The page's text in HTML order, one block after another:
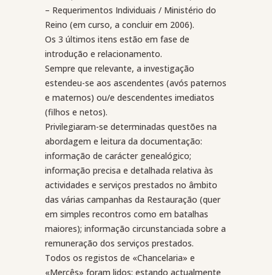
– Requerimentos Individuais / Ministério do
Reino (em curso, a concluir em 2006).
Os 3 últimos itens estão em fase de
introdução e relacionamento.
Sempre que relevante, a investigação
estendeu-se aos ascendentes (avós paternos
e maternos) ou/e descendentes imediatos
(filhos e netos).
Privilegiaram-se determinadas questões na
abordagem e leitura da documentação:
informação de carácter genealógico;
informação precisa e detalhada relativa às
actividades e serviços prestados no âmbito
das várias campanhas da Restauração (quer
em simples recontros como em batalhas
maiores); informação circunstanciada sobre a
remuneração dos serviços prestados.
Todos os registos de «Chancelaria» e
«Mercês» foram lidos; estando actualmente